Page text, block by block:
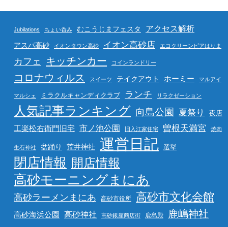
Jubilations ちょい呑み むこうじまフェスタ アクセス解析
アスパ高砂 イオンタウン高砂 イオン高砂店 エコクリーンピアはりま
カフェ キッチンカー コインランドリー
コロナウィルス スイーツ テイクアウト ホーミー マルアイ
マルシェ ミラクルキャンディクラブ ランチ リラクゼーション
人気記事ランキング 向島公園 夏祭り 夜店
工楽松右衛門旧宅 市ノ池公園 旧入江家住宅 曽根天満宮 焼肉
生石神社 盆踊り 荒井神社 運営日記 選挙
閉店情報 開店情報
高砂モーニングまにあ
高砂ラーメンまにあ 高砂市役所 高砂市文化会館
高砂海浜公園 高砂神社 高砂銀座商店街 鹿島殿 鹿嶋神社